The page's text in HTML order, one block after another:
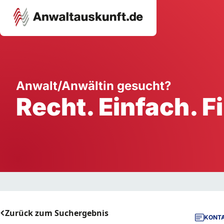
Ausbildung
Handwerk
Dienstleistung
Anwalt/Anwältin gesucht?
Recht. Einfach.
Zurück zum Suchergebnis